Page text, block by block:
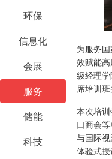
环保
信息化
会展
服务
储能
科技
为服务
效赋能
级经理
席培训班
本次培
口商会
与国际
体验式